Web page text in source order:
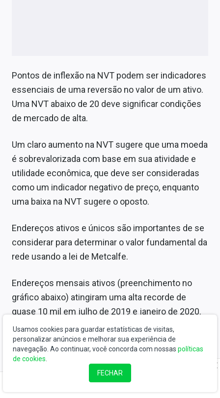
Pontos de inflexão na NVT podem ser indicadores
essenciais de uma reversão no valor de um ativo.
Uma NVT abaixo de 20 deve significar condições
de mercado de alta.
Um claro aumento na NVT sugere que uma moeda
é sobrevalorizada com base em sua atividade e
utilidade econômica, que deve ser consideradas
como um indicador negativo de preço, enquanto
uma baixa na NVT sugere o oposto.
Endereços ativos e únicos são importantes de se
considerar para determinar o valor fundamental da
rede usando a lei de Metcalfe.
Endereços mensais ativos (preenchimento no
gráfico abaixo) atingiram uma alta recorde de
quase 10 mil em julho de 2019 e janeiro de 2020.
Endereços ativos continuaram a aumentar de
forma estável ano a ano, sugerindo interesse
contínuo e crescente na rede.
Usamos cookies para guardar estatísticas de visitas,
personalizar anúncios e melhorar sua experiência de
navegação. Ao continuar, você concorda com nossas políticas
de cookies
FECHAR